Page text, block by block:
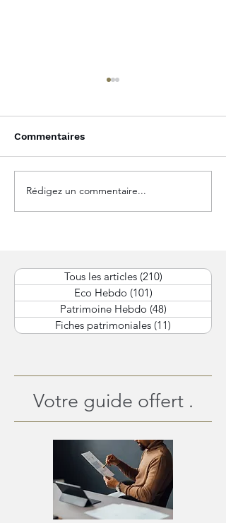
Marchés mondiaux :
Commentaires
Rédigez un commentaire...
Tous les articles (210)
Eco Hebdo (101)
Patrimoine Hebdo (48)
Fiches patrimoniales (11)
Votre guide offert .